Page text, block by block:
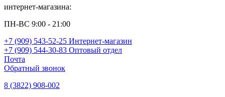
интернет-магазина:
ПН-ВС 9:00 - 21:00
+7 (909) 543-52-25 Интернет-магазин
+7 (909) 544-30-83 Оптовый отдел
Почта
Обратный звонок
8 (3822) 908-002